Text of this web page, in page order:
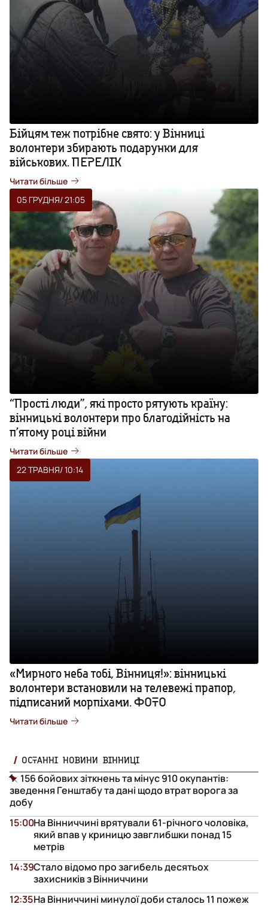
Бійцям теж потрібне свято: у Вінниці
волонтери збирають подарунки для
військових. ПЕРЕЛІК
Читати більше
05 ГРУДНЯ/ 21:05
“Прості люди”, які просто рятують країну:
вінницькі волонтери про благодійність на
п’ятому році війни
Читати більше
22 ТРАВНЯ/ 10:14
«Мирного неба тобі, Вінниця!»: вінницькі
волонтери встановили на телевежі прапор,
підписаний морпіхами. ФОТО
Читати більше
ОСТАННІ НОВИНИ ВІННИЦІ
156 бойових зіткнень та мінус 910 окупантів:
зведення Генштабу та дані щодо втрат ворога за
добу
На Вінниччині врятували 61-річного чоловіка,
який впав у криницю завглибшки понад 15
метрів
15:00
Стало відомо про загибель десятьох
захисників з Вінниччини
14:39
На Вінниччині минулої доби сталось 11 пожеж
12:35